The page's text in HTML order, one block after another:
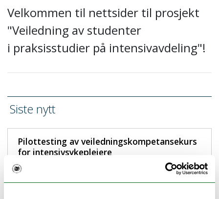
Velkommen til nettsider til prosjekt
"Veiledning av studenter
i praksisstudier på intensivavdeling"!
Siste nytt
Pilottesting av veiledningskompetansekurs
for intensivsykepleiere
21.01.2025